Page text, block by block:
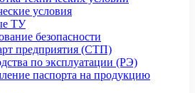
условия
ТУ
безопасности
предприятия (СТП)
по эксплуатации (РЭ)
паспорта на продукцию